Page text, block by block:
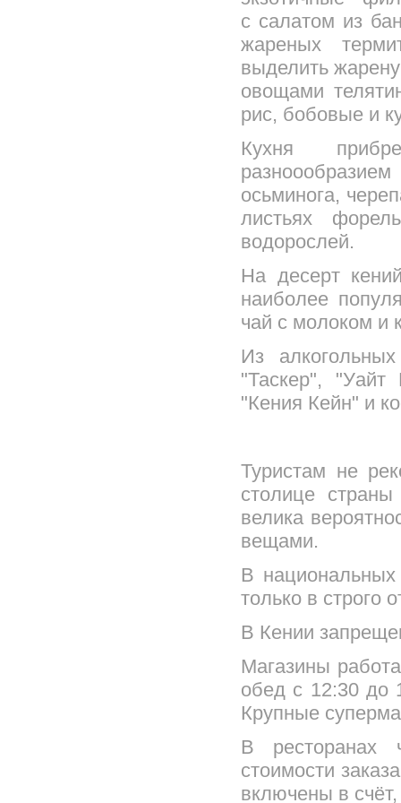
с салатом из
жареных
выделить
овощами
рис, бобовые и
Кухня
осьминога,
листьях
водорослей.
На десерт
наиболее
чай с молоком и
Из
"Таскер",
"Кения Кейн" и
Туристам не
столице
велика
вещами.
В
только в строго
В Кении
Магазины
обед с 12:30 до
Крупные
В ресторанах
стоимости
включены в